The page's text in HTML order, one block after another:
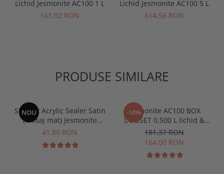
Lichid Jesmonite AC100 1 L
161,92 RON
Lichid Jesmonite AC100 5 L
614,56 RON
PRODUSE SIMILARE
NOU
Sigilant Acrylic Sealer Satin
(finisaj mat) Jesmonite
pentru AC100 50 gr
41,80 RON
-10%
Jesmonite AC100 BOX
DUOSET 0,500 L lichid &
1250 Kg Baza
181,37 RON
164,00 RON